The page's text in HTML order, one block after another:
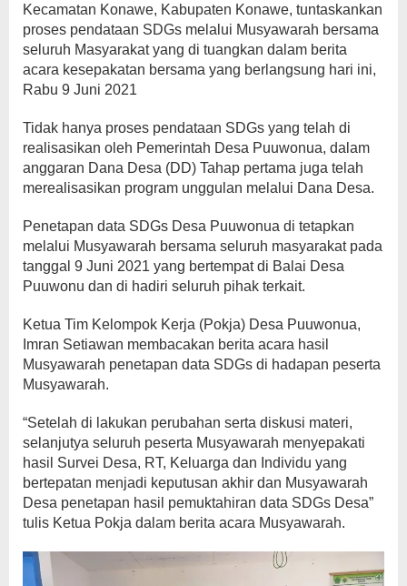
Kecamatan Konawe, Kabupaten Konawe, tuntaskankan
proses pendataan SDGs melalui Musyawarah bersama
seluruh Masyarakat yang di tuangkan dalam berita
acara kesepakatan bersama yang berlangsung hari ini,
Rabu 9 Juni 2021
Tidak hanya proses pendataan SDGs yang telah di
realisasikan oleh Pemerintah Desa Puuwonua, dalam
anggaran Dana Desa (DD) Tahap pertama juga telah
merealisasikan program unggulan melalui Dana Desa.
Penetapan data SDGs Desa Puuwonua di tetapkan
melalui Musyawarah bersama seluruh masyarakat pada
tanggal 9 Juni 2021 yang bertempat di Balai Desa
Puuwonu dan di hadiri seluruh pihak terkait.
Ketua Tim Kelompok Kerja (Pokja) Desa Puuwonua,
Imran Setiawan membacakan berita acara hasil
Musyawarah penetapan data SDGs di hadapan peserta
Musyawarah.
“Setelah di lakukan perubahan serta diskusi materi,
selanjutya seluruh peserta Musyawarah menyepakati
hasil Survei Desa, RT, Keluarga dan Individu yang
bertepatan menjadi keputusan akhir dan Musyawarah
Desa penetapan hasil pemuktahiran data SDGs Desa”
tulis Ketua Pokja dalam berita acara Musyawarah.